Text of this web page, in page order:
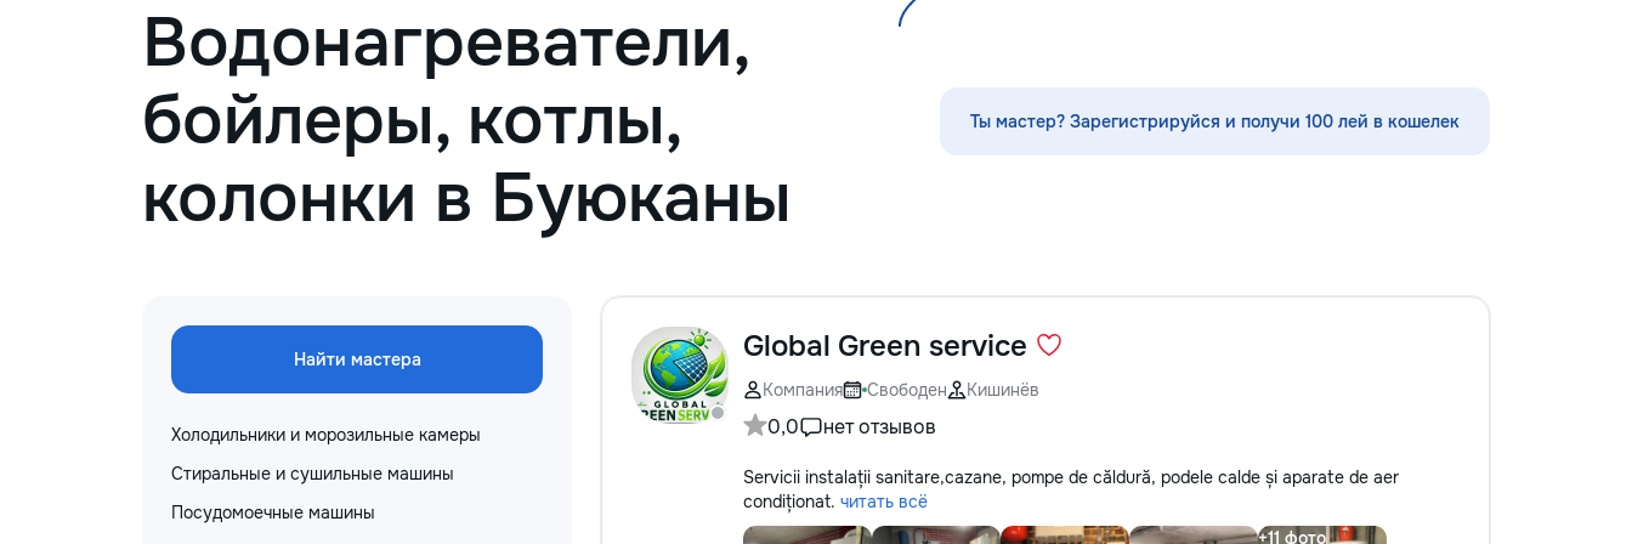
Oferim garanție reală pentru toate
lucrările executate. Materiale cu
materialele de construcție și finisaj
prin furnizorii noștri. Raport foto și
video săptămânal În fiecare
săptămână primiți foto și video de pe
șantier, iar dacă doriți, puteți vizita
personal obiectul și verifica
tencuială fotografiem și măsurăm
instalația electrică, țevile și toate
comunicațiile ascunse. După reparație
veți rămâne cu schema comunicațiilor
ascunse și fotografiile tuturor
etapelor importante. Curățenie
complet pregătit pentru locuit – curat,
fără praf și fără deșeuri de
construcție. Prețuri orientative pentru
панно — перголы и садовые
конструкции: защитная обработка,
качество поверхности. Ровное
покрытие без подтёков и полос,
аккуратные углы и кромки, чистая
работа с резьбой. Кишинёв и
пригород. Выезд на замер,
нанесение защитных составов,
тонировку в соответствии с
стандартов обслуживания,
Водонагреватели,
бойлеры, котлы,
колонки в Буюканы
Ты мастер? Зарегистрируйся и получи 100 лей в кошелек
Найти мастера
Холодильники и морозильные камеры
Стиральные и сушильные машины
Посудомоечные машины
Global Green service
Компания Свободен Кишинёв
0,0 нет отзывов
Servicii instalații sanitare,cazane, pompe de căldură, podele calde și aparate de aer
condiționat. читать всё